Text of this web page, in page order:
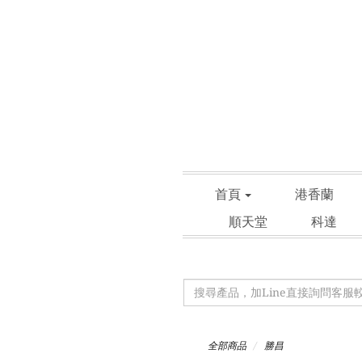
首頁
港香蘭
順天堂
科達
全部商品 勝昌